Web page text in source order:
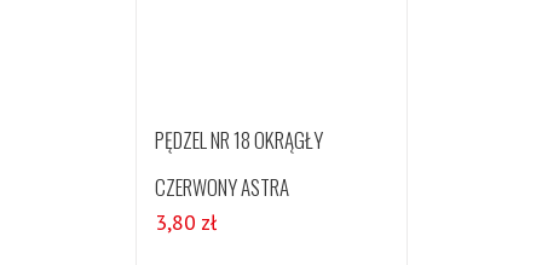
PĘDZEL NR 18 OKRĄGŁY
CZERWONY ASTRA
3,80 zł